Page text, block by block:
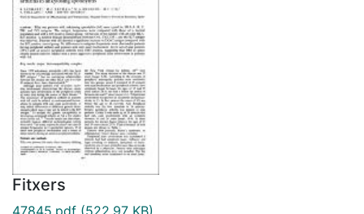
Fitxers
47845.pdf (522.97 KB)